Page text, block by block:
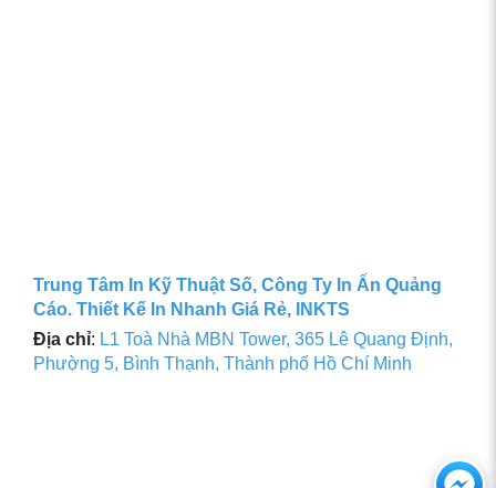
Trung Tâm In Kỹ Thuật Số, Công Ty In Ấn Quảng
Cáo. Thiết Kế In Nhanh Giá Rẻ, INKTS
Địa chỉ: L1 Toà Nhà MBN Tower, 365 Lê Quang Định,
Phường 5, Bình Thạnh, Thành phố Hồ Chí Minh